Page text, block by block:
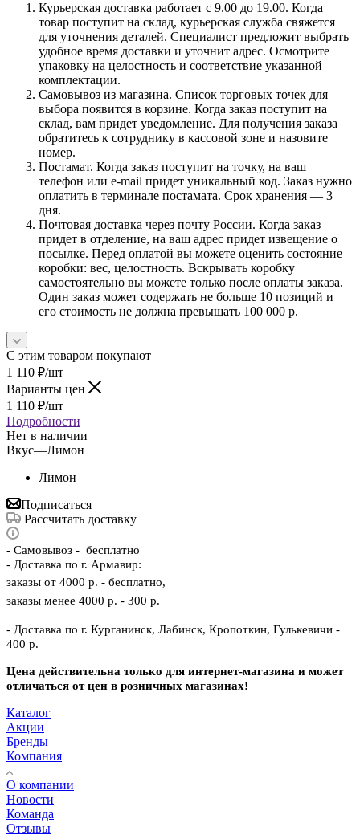
Курьерская доставка работает с 9.00 до 19.00. Когда
товар поступит на склад, курьерская служба свяжется
для уточнения деталей. Специалист предложит выбрать
удобное время доставки и уточнит адрес. Осмотрите
упаковку на целостность и соответствие указанной
комплектации.
Самовывоз из магазина. Список торговых точек для
выбора появится в корзине. Когда заказ поступит на
склад, вам придет уведомление. Для получения заказа
обратитесь к сотруднику в кассовой зоне и назовите
номер.
Постамат. Когда заказ поступит на точку, на ваш
телефон или e-mail придет уникальный код. Заказ нужно
оплатить в терминале постамата. Срок хранения — 3
дня.
Почтовая доставка через почту России. Когда заказ
придет в отделение, на ваш адрес придет извещение о
посылке. Перед оплатой вы можете оценить состояние
коробки: вес, целостность. Вскрывать коробку
самостоятельно вы можете только после оплаты заказа.
Один заказ может содержать не больше 10 позиций и
его стоимость не должна превышать 100 000 р.
С этим товаром покупают
1 110 ₽/шт
Варианты цен
1 110 ₽/шт
Подробности
Нет в наличии
Вкус—Лимон
Лимон
Подписаться
Рассчитать доставку
- Самовывоз - бесплатно
- Доставка по г. Армавир:
заказы от 4000 р. - бесплатно,
заказы менее 4000 р. - 300 р.
- Доставка по г. Курганинск, Лабинск, Кропоткин, Гулькевичи -
400 р.
Цена действительна только для интернет-магазина и может
отличаться от цен в розничных магазинах!
Каталог
Акции
Бренды
Компания
О компании
Новости
Команда
Отзывы